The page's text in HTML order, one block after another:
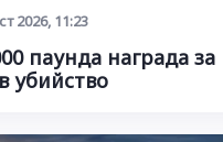
2026, 11:23
паунда награда за
убийство